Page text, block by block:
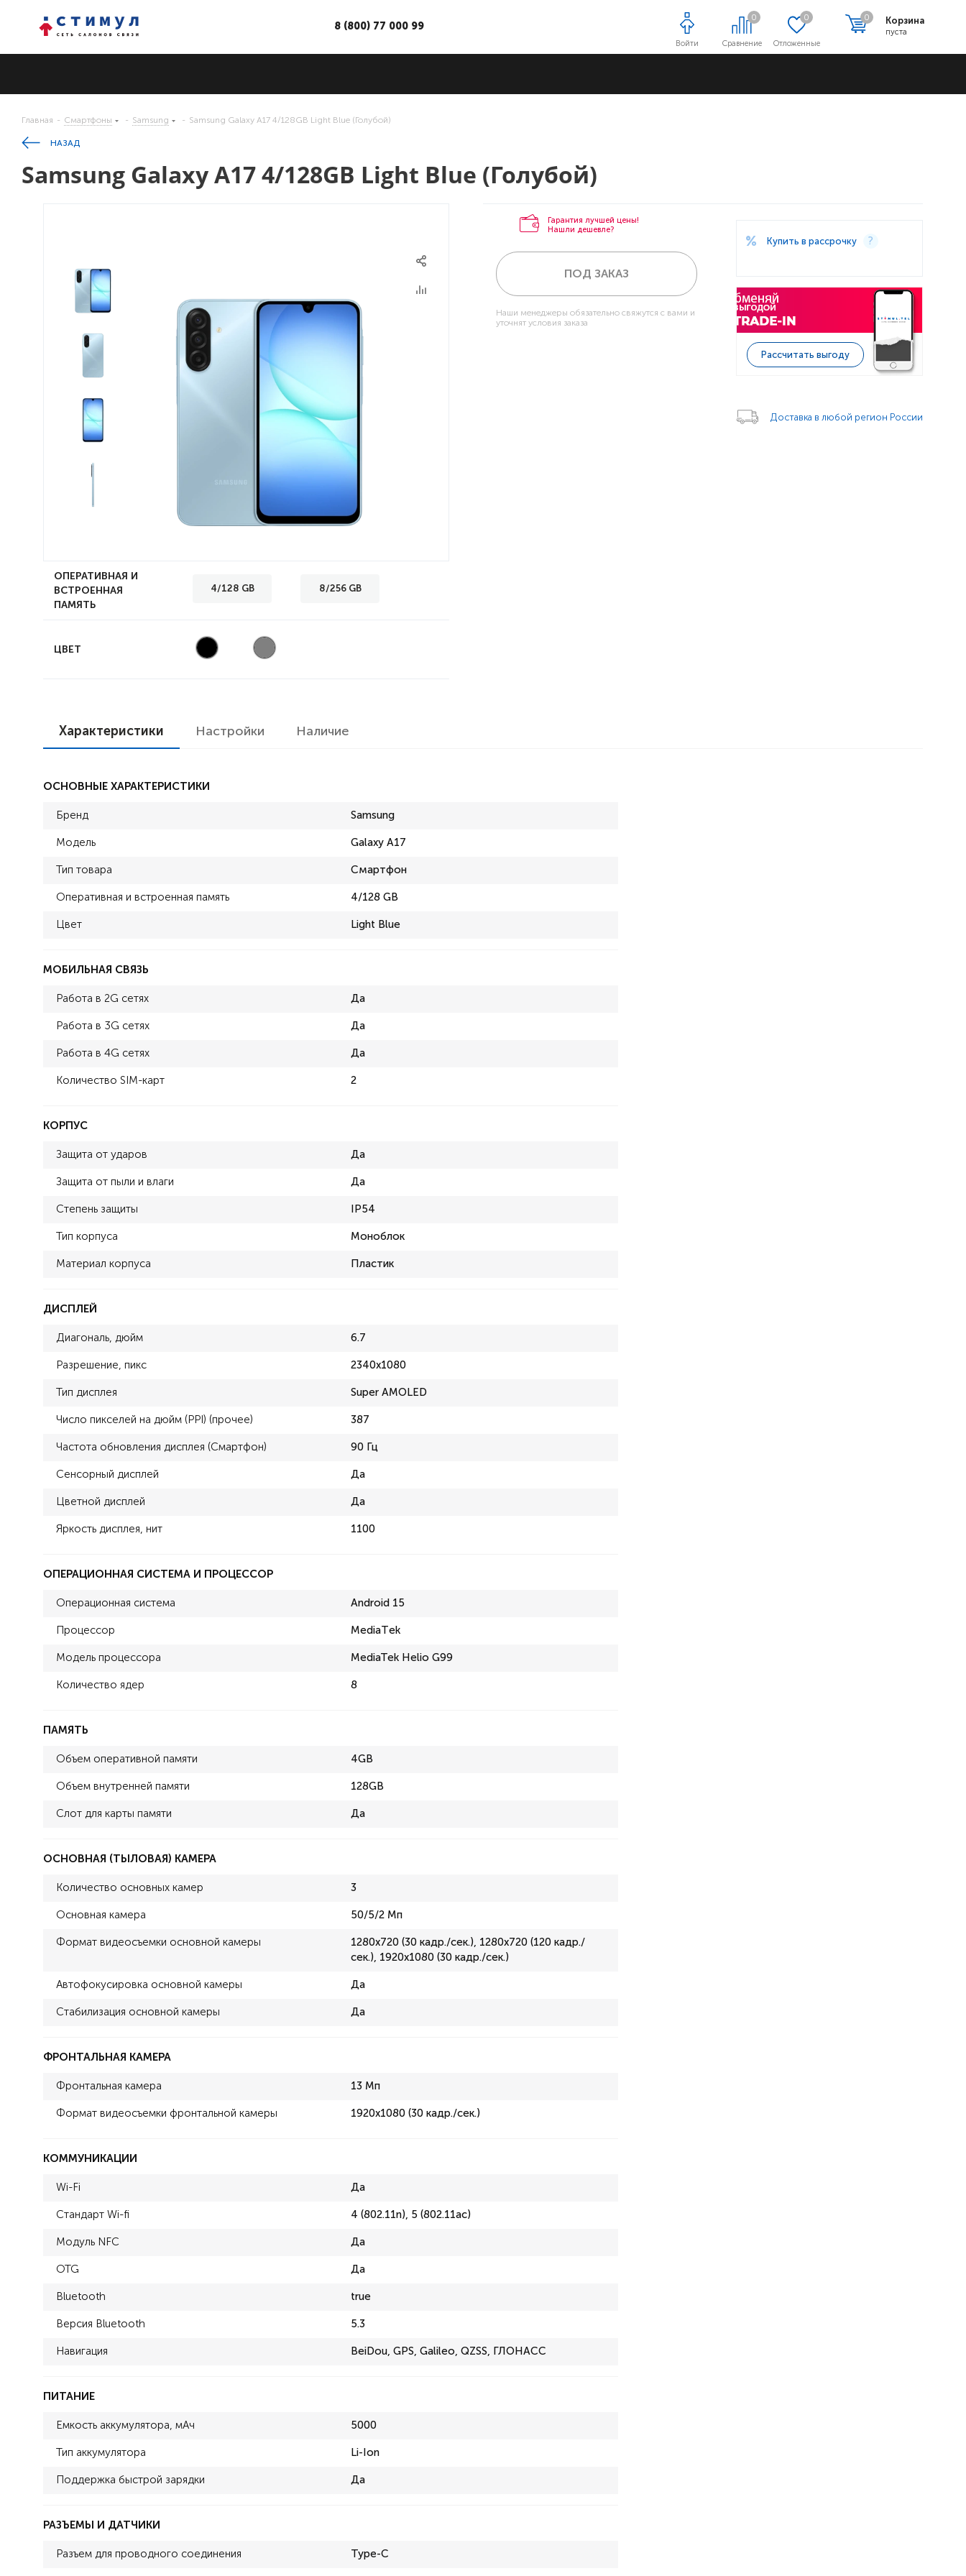
Сравнение
0
Отложенные
0 Корзина
пуста
0
Войти
8 (800) 77 000 99
Главная - Смартфоны - Samsung - Samsung Galaxy A17 4/128GB Light Blue (Голубой)
НАЗАД
Samsung Galaxy A17 4/128GB Light Blue (Голубой)
ОПЕРАТИВНАЯ И
ВСТРОЕННАЯ
ПАМЯТЬ
4/128 GB 8/256 GB
ЦВЕТ
Гарантия лучшей цены!
Нашли дешевле?
ПОД ЗАКАЗ
Наши менеджеры обязательно свяжутся с вами и
уточнят условия заказа
Купить в рассрочку
Рассчитать выгоду
Доставка в любой регион России
Характеристики Настройки Наличие
ОСНОВНЫЕ ХАРАКТЕРИСТИКИ
Бренд Samsung
Модель Galaxy A17
Тип товара Смартфон
Оперативная и встроенная память 4/128 GB
Цвет Light Blue
МОБИЛЬНАЯ СВЯЗЬ
Работа в 2G сетях Да
Работа в 3G сетях Да
Работа в 4G сетях Да
Количество SIM-карт 2
КОРПУС
Защита от ударов Да
Защита от пыли и влаги Да
Степень защиты IP54
Тип корпуса Моноблок
Материал корпуса Пластик
ДИСПЛЕЙ
Диагональ, дюйм 6.7
Разрешение, пикс 2340x1080
Тип дисплея Super AMOLED
Число пикселей на дюйм (PPI) (прочее) 387
Частота обновления дисплея (Смартфон) 90 Гц
Сенсорный дисплей Да
Цветной дисплей Да
Яркость дисплея, нит 1100
ОПЕРАЦИОННАЯ СИСТЕМА И ПРОЦЕССОР
Операционная система Android 15
Процессор MediaТek
Модель процессора MediaTek Helio G99
Количество ядер 8
ПАМЯТЬ
Объем оперативной памяти 4GB
Объем внутренней памяти 128GB
Слот для карты памяти Да
ОСНОВНАЯ (ТЫЛОВАЯ) КАМЕРА
Количество основных камер 3
Основная камера 50/5/2 Мп
Формат видеосъемки основной камеры
1280x720 (30 кадр./сек.), 1280x720 (120 кадр./
сек.), 1920x1080 (30 кадр./сек.)
Автофокусировка основной камеры Да
Стабилизация основной камеры Да
ФРОНТАЛЬНАЯ КАМЕРА
Фронтальная камера 13 Мп
Формат видеосъемки фронтальной камеры 1920x1080 (30 кадр./сек.)
КОММУНИКАЦИИ
Wi-Fi Да
Стандарт Wi-fi 4 (802.11n), 5 (802.11ac)
Модуль NFC Да
OTG Да
Bluetooth true
Версия Bluetooth 5.3
Навигация BeiDou, GPS, Galileo, QZSS, ГЛОНАСС
ПИТАНИЕ
Емкость аккумулятора, мАч 5000
Тип аккумулятора Li-Ion
Поддержка быстрой зарядки Да
РАЗЪЕМЫ И ДАТЧИКИ
Разъем для проводного соединения Type-C